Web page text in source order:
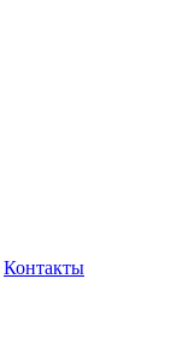
Контакты